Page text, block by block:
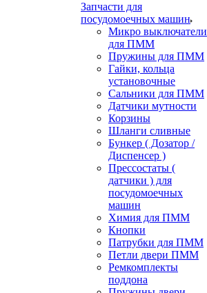
Запчасти для
посудомоечных машин
Микро выключатели
для ПММ
Пружины для ПММ
Гайки, кольца
установочные
Сальники для ПММ
Датчики мутности
Корзины
Шланги сливные
Бункер ( Дозатор /
Диспенсер )
Прессостаты (
датчики ) для
посудомоечных
машин
Химия для ПММ
Кнопки
Патрубки для ПММ
Петли двери ПММ
Ремкомплекты
поддона